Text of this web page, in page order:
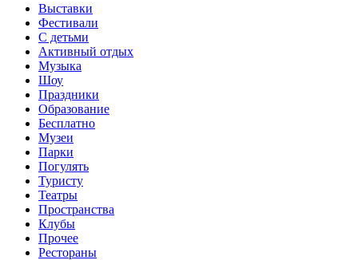
Выставки
Фестивали
С детьми
Активный отдых
Музыка
Шоу
Праздники
Образование
Бесплатно
Музеи
Парки
Погулять
Туристу
Театры
Пространства
Клубы
Прочее
Рестораны